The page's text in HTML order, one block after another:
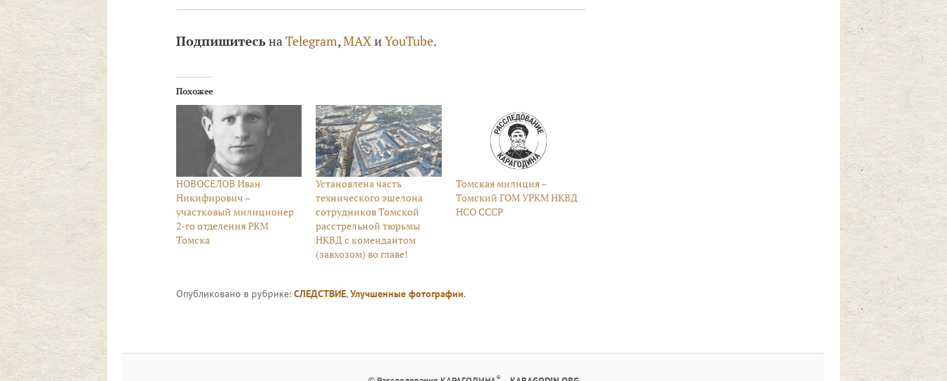
ПодпишитесьнаTelegram,MAXиYouTube.
Похожее
НОВОСЕЛОВ Иван
Никифирович –
участковый милиционер
2-го отделения РКМ
Томска
Установлена часть
технического эшелона
сотрудников Томской
расстрельной тюрьмы
НКВД с комендантом
(завхозом) во главе!
Томская милиция –
Томский ГОМ УРКМ НКВД
НСО СССР
Опубликовано в рубрике: СЛЕДСТВИЕ,Улучшенные фотографии.
®